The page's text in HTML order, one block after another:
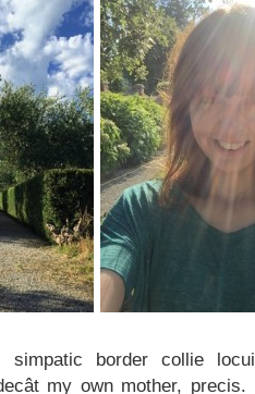
simpatic border collie
my own mother,